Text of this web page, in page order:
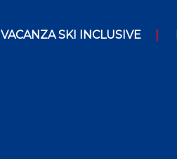
VACANZA SKI INCLUSIVE